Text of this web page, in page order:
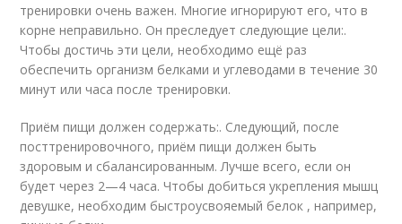
тренировки очень важен. Многие игнорируют его, что в
корне неправильно. Он преследует следующие цели:.
Чтобы достичь эти цели, необходимо ещё раз
обеспечить организм белками и углеводами в течение 30
минут или часа после тренировки.
Приём пищи должен содержать:. Следующий, после
посттренировочного, приём пищи должен быть
здоровым и сбалансированным. Лучше всего, если он
будет через 2—4 часа. Чтобы добиться укрепления мышц
девушке, необходим быстроусвояемый белок , например,